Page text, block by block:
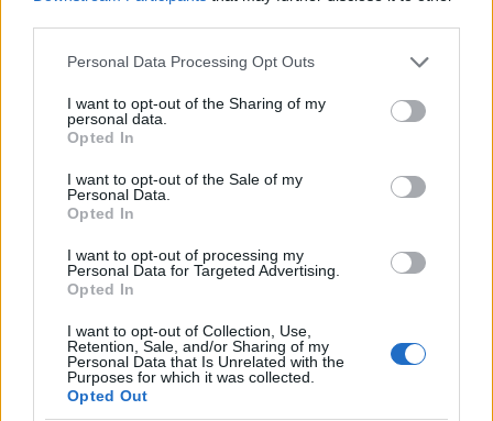
Please note that this website/app uses one or more Google
not limited to your visit or usage behaviour. You may click to
grant or deny consent to Google and its third-party tags to
use your data for below specified purposes in below Google
consent section.
Personal Data Processing Opt Outs
I want to opt-out of the Sharing of my
personal data.
Opted In
I want to opt-out of the Sale of my
Personal Data.
Opted In
I want to opt-out of processing my
Personal Data for Targeted Advertising.
Opted In
I want to opt-out of Collection, Use,
Retention, Sale, and/or Sharing of my
Personal Data that Is Unrelated with the
Purposes for which it was collected.
Opted Out
Ha lerobbansz segít az asszisztencia / de
hogyan?
2020. július 17.